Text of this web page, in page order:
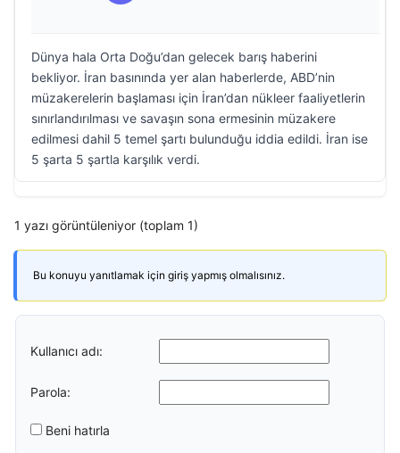
Dünya hala Orta Doğu’dan gelecek barış haberini
bekliyor. İran basınında yer alan haberlerde, ABD’nin
müzakerelerin başlaması için İran’dan nükleer faaliyetlerin
sınırlandırılması ve savaşın sona ermesinin müzakere
edilmesi dahil 5 temel şartı bulunduğu iddia edildi. İran ise
5 şarta 5 şartla karşılık verdi.
1 yazı görüntüleniyor (toplam 1)
Bu konuyu yanıtlamak için giriş yapmış olmalısınız.
Kullanıcı adı:
Parola:
Beni hatırla